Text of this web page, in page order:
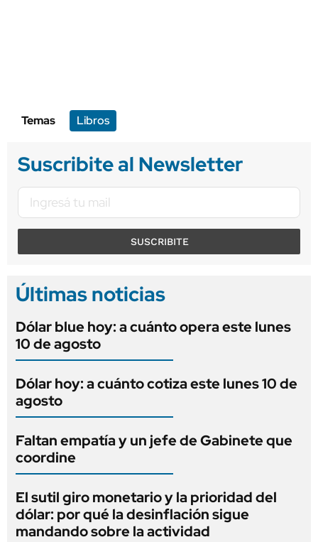
Temas Libros
Suscribite al Newsletter
SUSCRIBITE
Últimas noticias
Dólar blue hoy: a cuánto opera este lunes
10 de agosto
Dólar hoy: a cuánto cotiza este lunes 10 de
agosto
Faltan empatía y un jefe de Gabinete que
coordine
El sutil giro monetario y la prioridad del
dólar: por qué la desinflación sigue
mandando sobre la actividad